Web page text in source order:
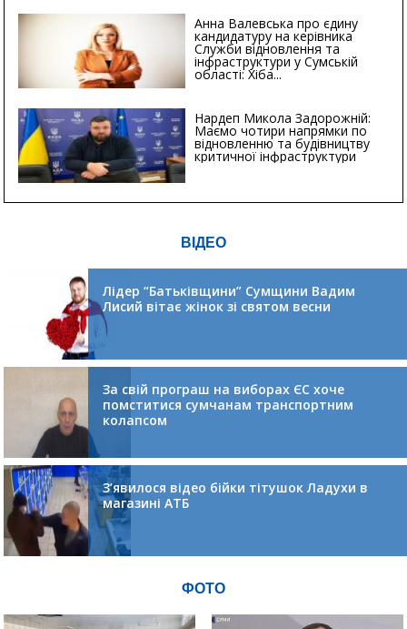
Анна Валевська про єдину
кандидатуру на керівника
Служби відновлення та
інфраструктури у Сумській
області: Хіба...
Нардеп Микола Задорожній:
Маємо чотири напрямки по
відновленню та будівництву
критичної інфраструктури
ВІДЕО
Лідер “Батьківщини” Сумщини Вадим
Лисий вітає жінок зі святом весни
За свій програш на виборах ЄС хоче
помститися сумчанам транспортним
колапсом
З’явилося відео бійки тітушок Ладухи в
магазині АТБ
ФОТО